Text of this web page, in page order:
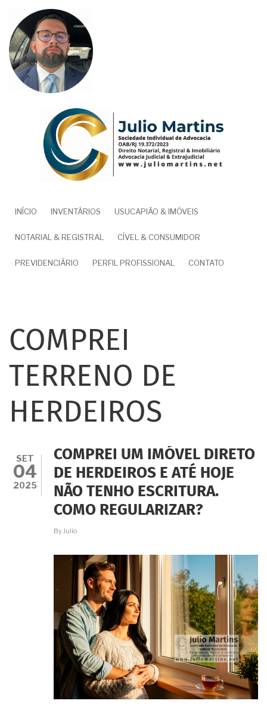
para
conteúdo
principal
NAVEGAÇÃO
PRINCIPAL
INÍCIO INVENTÁRIOS USUCAPIÃO & IMÓVEIS
NOTARIAL & REGISTRAL CÍVEL & CONSUMIDOR
PREVIDENCIÁRIO PERFIL PROFISSIONAL CONTATO
COMPREI
TERRENO DE
HERDEIROS
SET
04
2025
COMPREI UM IMÓVEL DIRETO
DE HERDEIROS E ATÉ HOJE
NÃO TENHO ESCRITURA.
COMO REGULARIZAR?
By Julio